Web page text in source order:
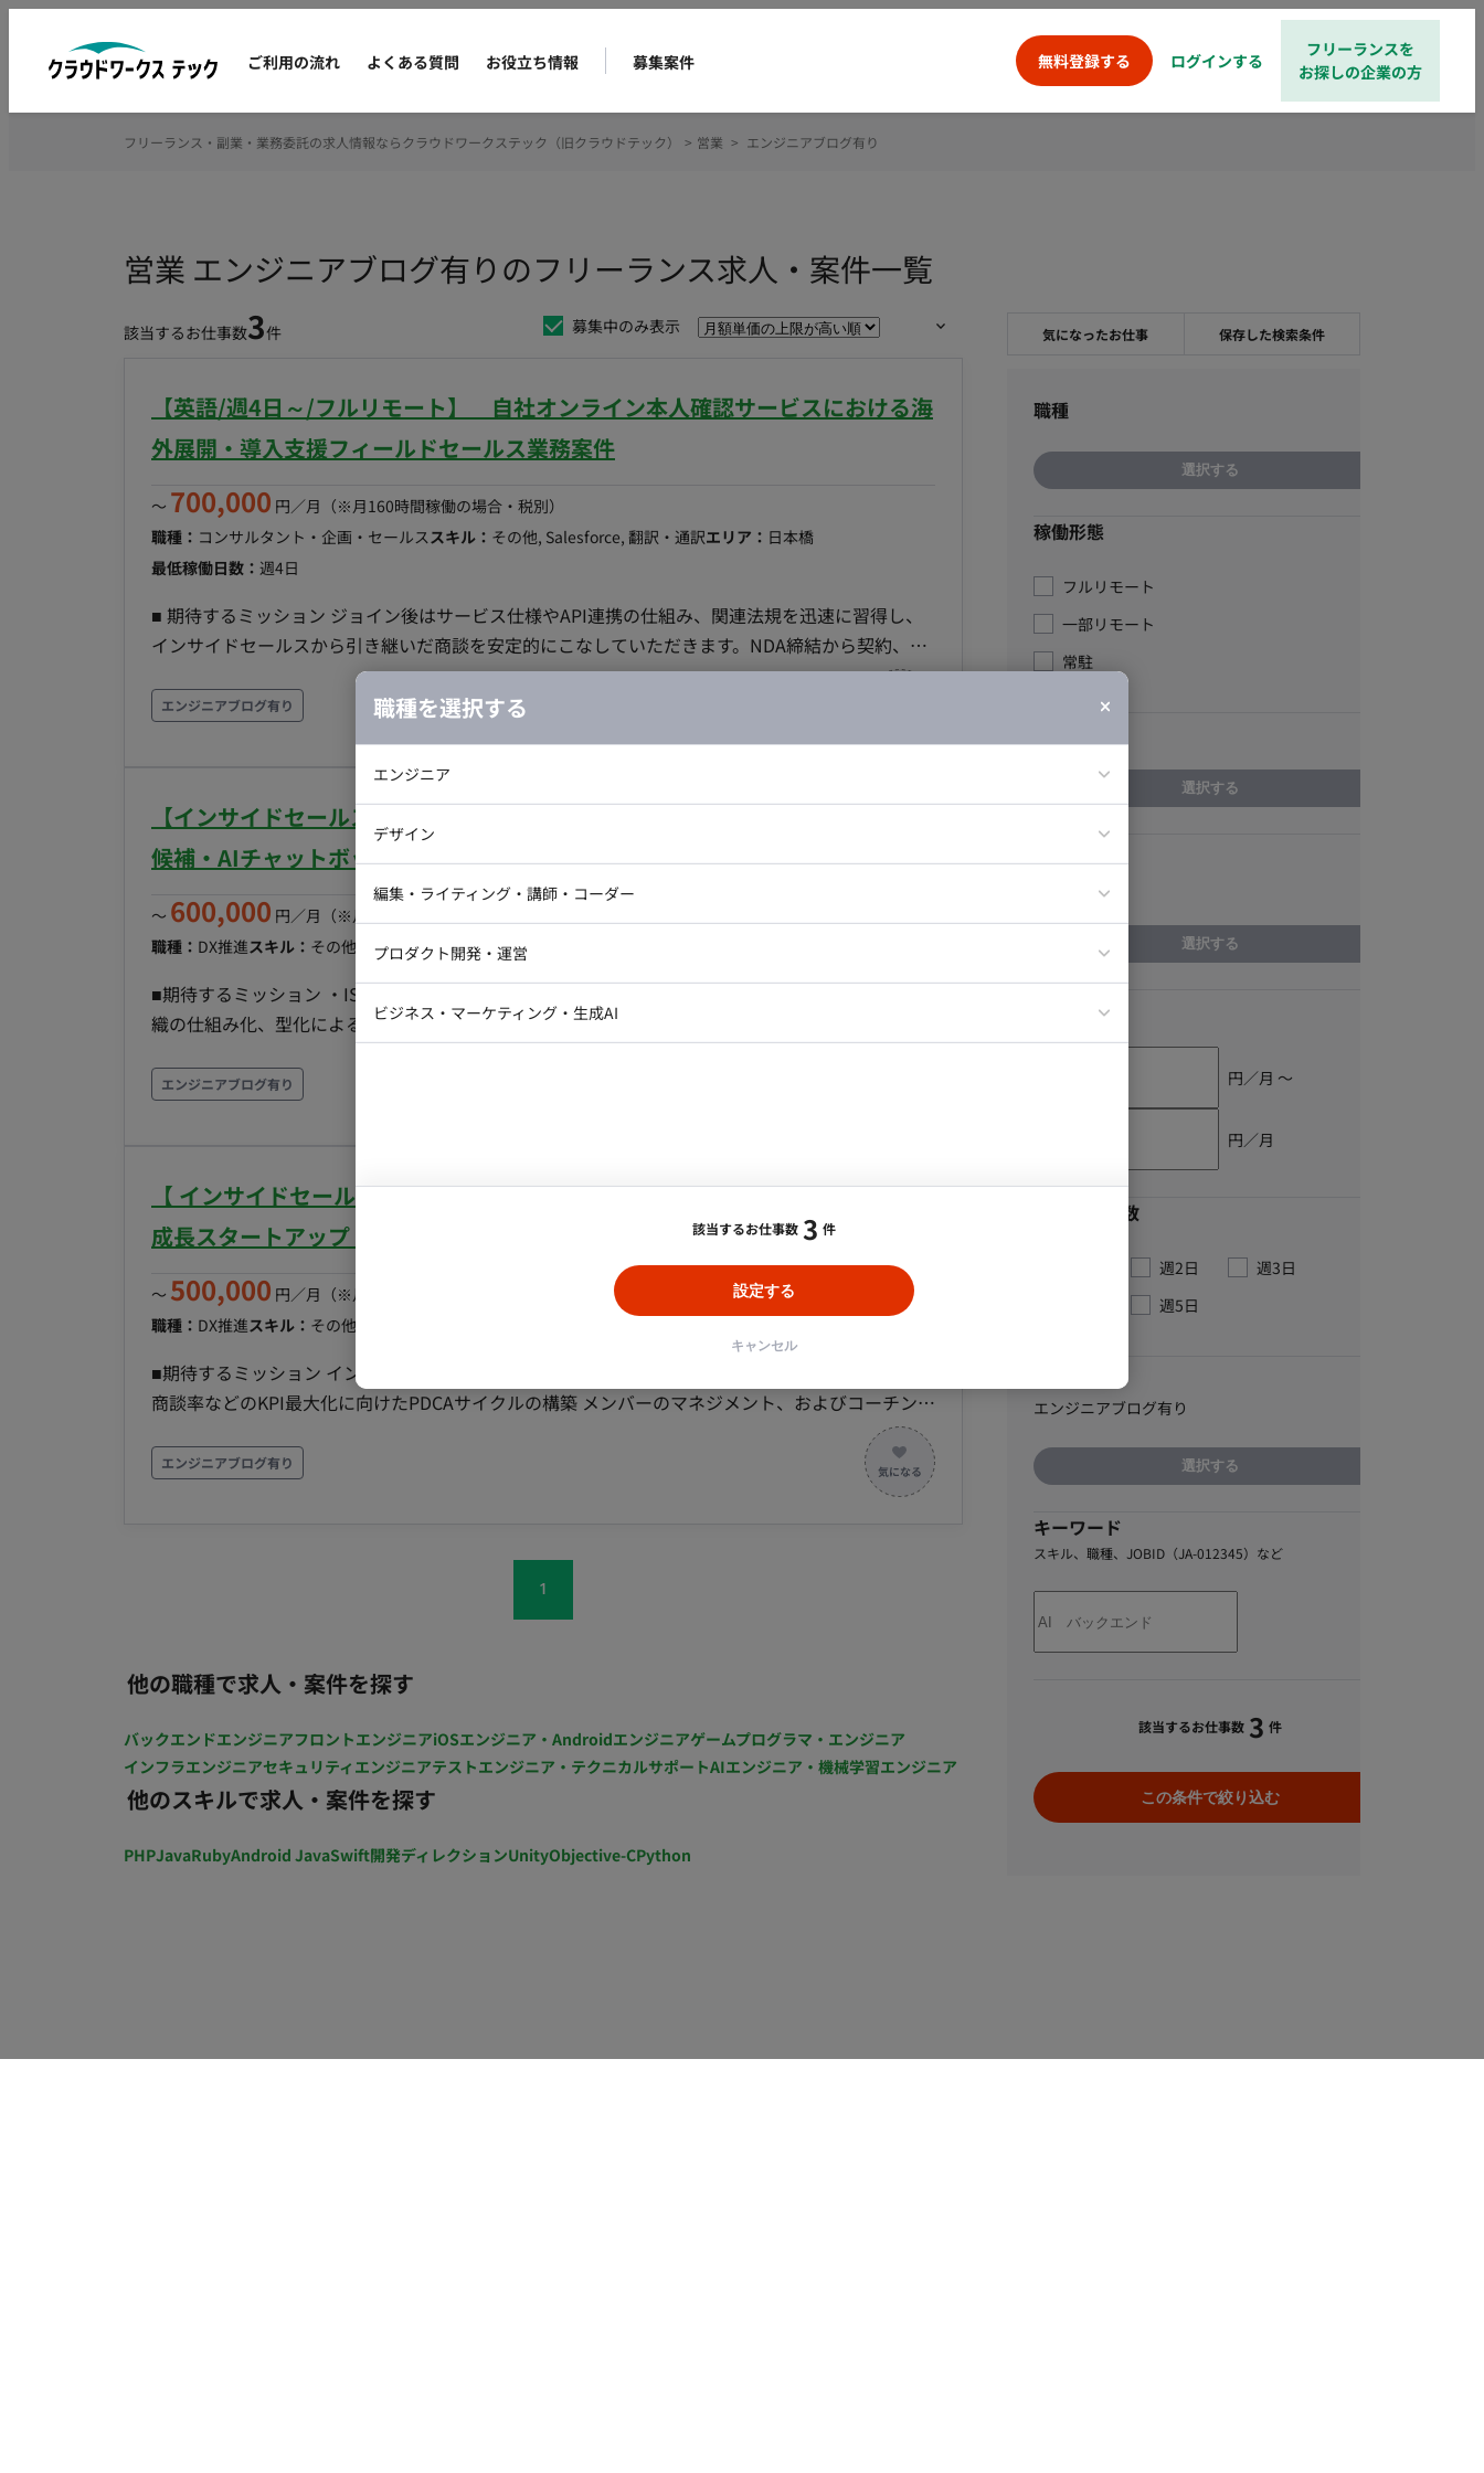
ご利用の流れ よくある質問 お役立ち情報 募集案件 無料登録する ログインする
フリーランスを
お探しの企業の方
営業 エンジニアブログ有りのフリーランス求人・案件一覧
該当するお仕事数3件 募集中のみ表示
【英語/週4日～/フルリモート】 自社オンライン本人確認サービスにおける海
外展開・導入支援フィールドセールス業務案件
〜 700,000 円／月 （※月160時間稼働の場合・税別）
職種： コンサルタント・企画・セールススキル： その他, Salesforce, 翻訳・通訳エリア： 日本橋
最低稼働日数： 週4日
■ 期待するミッション ジョイン後はサービス仕様やAPI連携の仕組み、関連法規を迅速に習得し、
インサイドセールスから引き継いだ商談を安定的にこなしていただきます。NDA締結から契約、導
入サポート、サービス公開までの全工程をリードし、営業プロセスの型化やプロダクト改善提案を
通じて事業成長に貢献することを期待しています。 ■ 業務内容・担当工程 【初回商談からサービス
NDAや契約書の締結、詳細なQA対応やセキュリティチェック対応といった導入検討支援を行いま
走を行い、本番環境の提供、プレスリリースの調整を経て一般サービス公開の立ち会いまでを推進
します。 ■ 働き方 ・ 稼働量：週4日以上（週5日推奨） ・ リモート稼働：原則リモート（必要に応
じて週1日目安の出社や訪問あり、地方在住は不可） ・ フレックス稼働：可能
エンジニアブログ有り
【インサイドセールス部マネージャー/週5日/常駐】インサイドセールス責任者
候補・AIチャットボットSaaS業務案件
〜 600,000 円／月 （※月160時間稼働の場合・税別）
職種： DX推進スキル： その他 エリア：渋谷 最低稼働日数：
■期待するミッション ・IS部門の責任者として、売上目標達成に向けたパイプラインの構築 ・IS組
織の仕組み化、型化によるメンバーの早期戦力化 ・経営陣や他部門長と連携した、全社的なセール
メンバーの採用、教育、評価、モチベーション管理 ・マーケティング部門と連動したリードの定
下に、リーダーおよびメンバー数名が在籍 ・平均年齢は30歳前後で、フラットかつオープンなコミ
ュニケーションが特徴です。 ■リモート稼働について 一部リモート（ハイブリッドワーク）になり
ます。 ※出社による対面コミュニケーションと、リモートの柔軟性を両立させた働き方です。 ■働
き方 ・稼働日数：週5日（完全週休2日制） ・稼働時間：10:00～19:00（標準） ┗コアタイム：フ
ルフレックス制（自由度の高い調整が可能です） ・契約期間：正社員 ■案件の魅力 ・市場拡大が続
く「生成AI×チャットボット」というトレンドの最先端で経験が積める ・裁量権が非常に大きく、
セールス戦略の立案から実行まで一貫して関与できる ・外資系コンサルや大手Tech企業出身者が
多く、プロフェッショナルなメンバーと切磋琢磨できる
エンジニアブログ有り
【 インサイドセールス責任者候補 / 週5日/ 一部リモート / AI×製造業DXの急
成長スタートアップ 】
〜 500,000 円／月 （※月160時間稼働の場合・税別）
職種： DX推進スキル： その他
■期待するミッション インサイドセールス（IS）部門の組織設計および戦略策定 商談創出数、有効
商談率などのKPI最大化に向けたPDCAサイクルの構築 メンバーのマネジメント、およびコーチング
によるスキルアップ支援 フィールドセールスやマーケティング部門との連携強化による、受注効率
の最大化 ■具体的な業務内容 ISチームのマネジメント（数値管理・行動管理・マインドセット醸
成） ターゲットリストの選定、およびアプローチ手法（スクリプト、メール等）の継続的改善
環境 言語： Python（AI開発等） FW： PyTorch, TensorFlow 等 ツール： Salesforce（CRM）,
（一部リモート）になります。 ※現場の温度感を大切にしているため、出社とリモートを組み合わ
せたハイブリッドワークスタイルを採用しています。 ■働き方 稼働日数： 週5日 稼働時間： 09：
00～18：00 ┗コアタイム：10：00～15：00（フレックスタイム制あり） 契約期間： 中長期（詳
細は面談にて） ■案件の魅力 AI×製造業という市場規模の大きい領域で、社会貢献度の高い事業に
携われる 組織の急成長フェーズにおいて、仕組み作りから深く関与できる裁量の大きさ 「現場の
課題解決」に特化した実用的なAIプロダクトを扱う手応え スピード感のある意思決定が行われる、
活気あるチーム環境
エンジニアブログ有り
1
他の職種で求人・案件を探す
バックエンドエンジニアフロントエンジニアiOSエンジニア・Androidエンジニアゲームプログラマ・エンジニア
インフラエンジニアセキュリティエンジニアテストエンジニア・テクニカルサポートAIエンジニア・機械学習エンジニア
他のスキルで求人・案件を探す
PHPJavaRubyAndroid JavaSwift開発ディレクションUnityObjective-CPython
気になったお仕事 保存した検索条件
職種
選択する
職種を選択する
エンジニア
インフラエンジニア
テストエンジニア・テクニカルサポート
AIエンジニア・機械学習エンジニア
デザイン
Webデザイナー・UI/UXデザイナー
ラストレーター
編集・ライティング・講師・コーダー
プロダクト開発・運営
クトマネージャー
ビジネス・マーケティング・生成AI
該当するお仕事数 3 件
設定する
キャンセル
稼働形態
フルリモート
一部リモート
常駐
選択する
選択する
円／月 〜
円／月
最低稼働日数
週2日
週3日
週5日
エンジニアブログ有り
選択する
キーワード
スキル、職種、JOBID（JA-012345）など
該当するお仕事数 3 件
この条件で絞り込む
フリーランス・副業・業務委託の求人情報ならクラウドワークステック（旧クラウドテック） > 営業 > エンジニアブログ有り